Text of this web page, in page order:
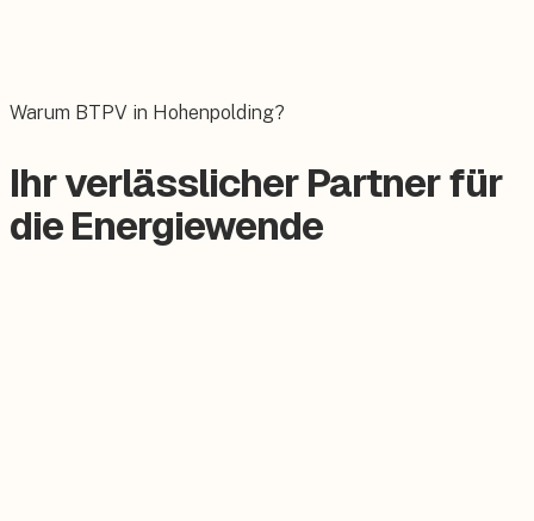
Warum BTPV in Hohenpolding?
Ihr verlässlicher Partner für
die Energiewende